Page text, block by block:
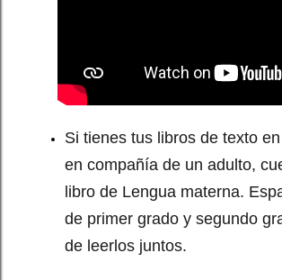
Si tienes tus libros de texto
en compañía de un adulto,
libro de Lengua materna.
de primer grado y segundo
de leerlos juntos.